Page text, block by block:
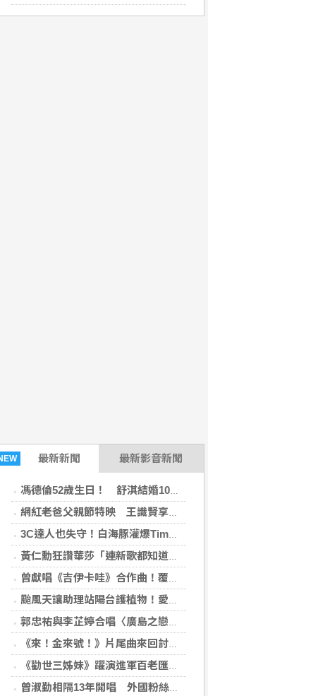
最新新聞 最新影音新聞
馮德倫52歲生日！ 舒淇結婚10年甜曬「一家四口照」慶祝
網紅老爸父親節特映 王識賢享女兒愛心晚餐感幸福
3C達人也失守！白海豚灌爆Tim哥公司 急喊：下週沒片了
黃仁勳狂讚華莎「連新歌都知道」 她得知身分後急寄手寫信致謝
曾獻唱《吉伊卡哇》合作曲！覆面系歌手 yama 來台感動到快哭 喊話：「一定會再回來」
颱風天讓助理站陽台護植物！愛莉莎莎挨轟 笑回：他不會被吹出去
郭忠祐與李芷婷合唱〈廣島之戀〉默契爆棚 憶亡父喊話：「堅持下去就會看到希望！」
《來！金來號！》片尾曲來回討論3次都沒結果 周興哲東京靠一台電子琴寫出〈殼〉
《勸世三姊妹》躍演進軍百老匯！9月赴美讀劇 年底敲定英語版劇本 林口全新基地蓄勢登場
曾淑勤相隔13年開唱 外國粉絲無畏颱風到場力挺
(台灣好報2026-08-09 20:21:44)